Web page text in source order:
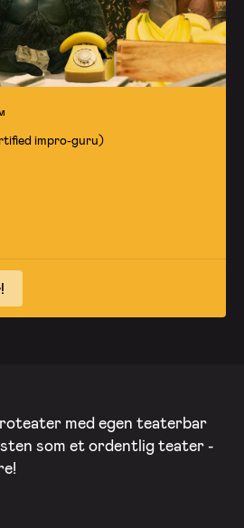
impro-guru)
med egen teaterbar
som et ordentlig teater -